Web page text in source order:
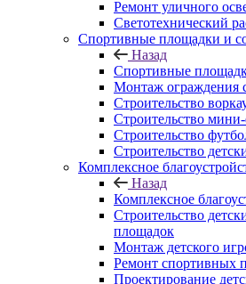
Ремонт уличного
Светотехнический
Спортивные площадки и
Назад
Спортивные
Монтаж ограждения
Строительство
Строительство
Строительство
Строительство
Комплексное
Назад
Комплексное
Строительство
площадок
Монтаж детского
Ремонт спортивных
Проектирование